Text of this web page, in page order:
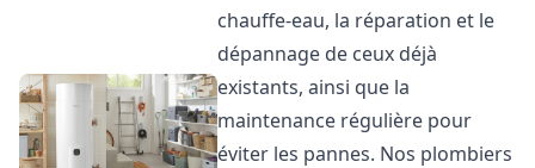
chauffe-eau, la réparation et le
dépannage de ceux déjà
existants, ainsi que la
maintenance régulière pour
éviter les pannes. Nos plombiers